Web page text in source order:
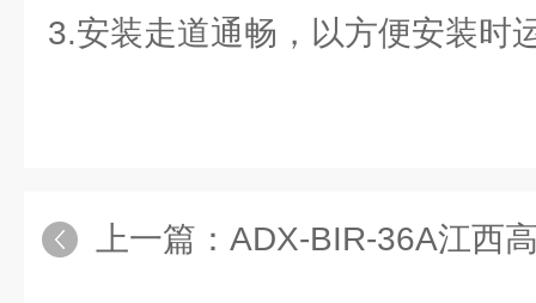
3.安装走道通畅，以方便安装时
上一篇： ADX-BIR-36A江西